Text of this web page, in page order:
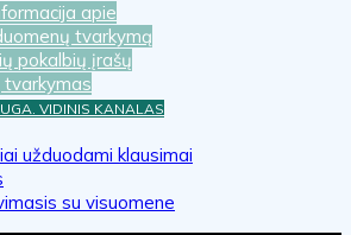
apie
tvarkymą
pokalbių įrašų
tvarkymas
VIDINIS KANALAS
užduodami klausimai
su visuomene